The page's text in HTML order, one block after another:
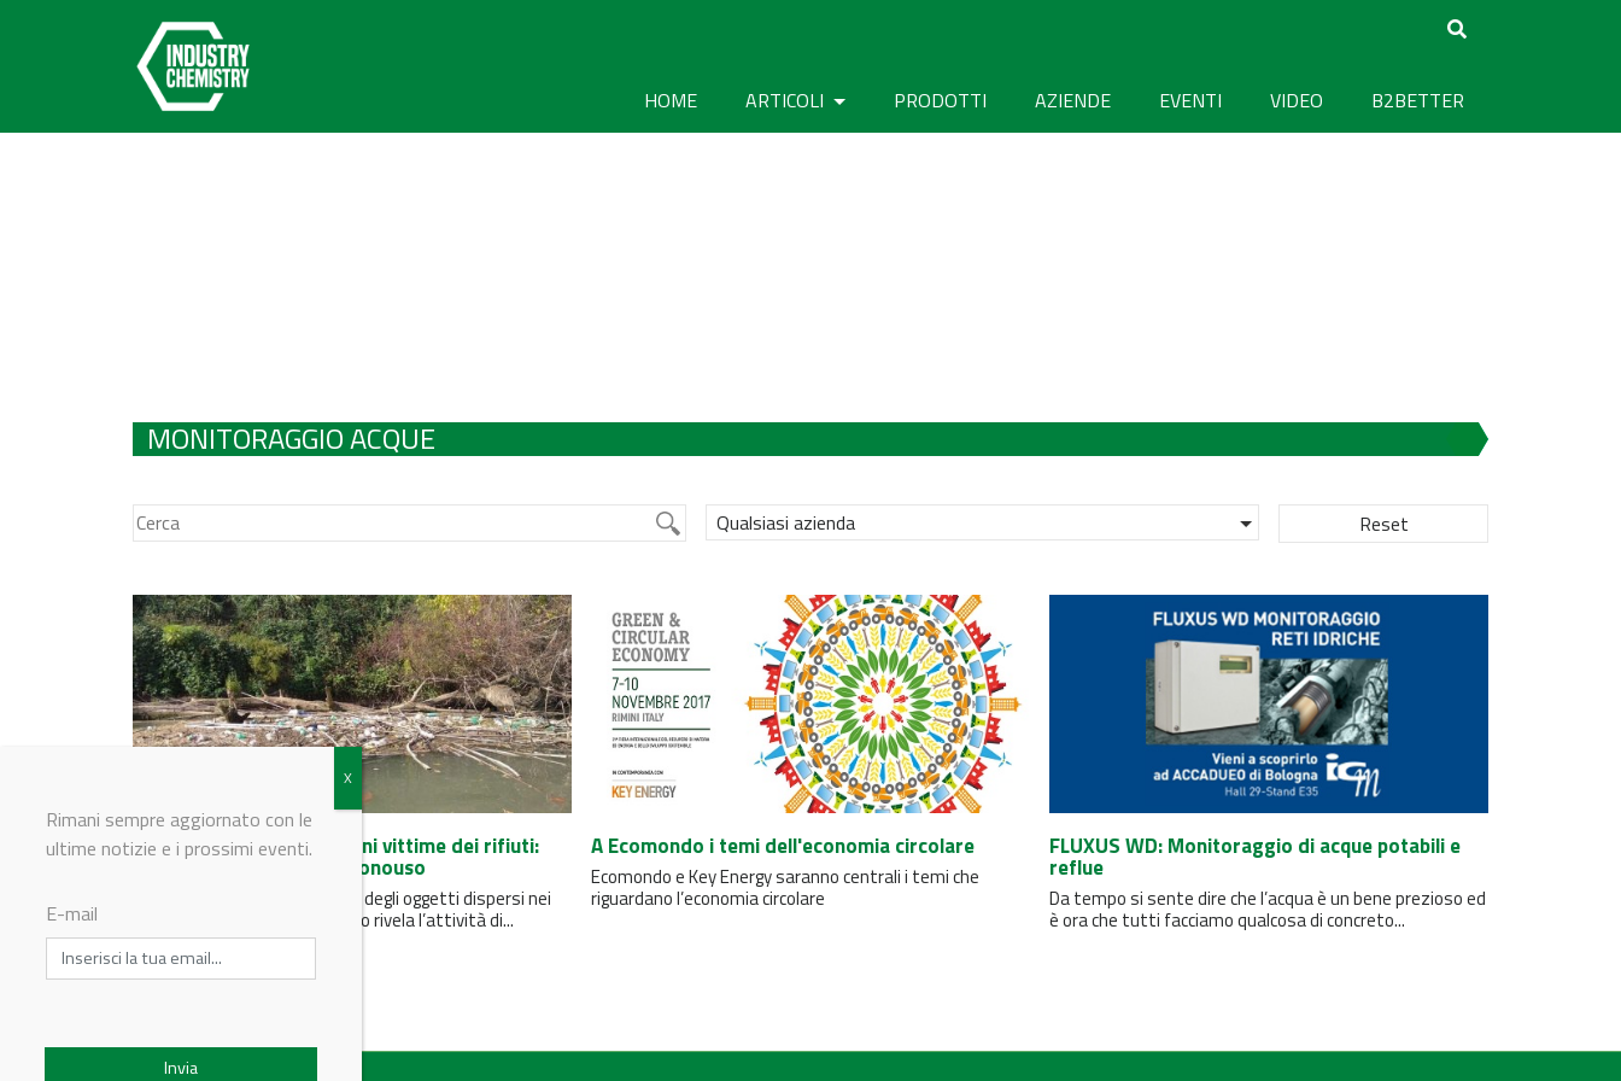
HOME ARTICOLI PRODOTTI AZIENDE EVENTI VIDEO B2BETTER
MONITORAGGIO ACQUE
Qualsiasi azienda Reset
Inquinamento, fiumi italiani vittime dei rifiuti:
uno su tre è di plastica monouso
Su 12 fiumi italiani, il 35% circa degli oggetti dispersi nei
fiumi è di plastica monouso. Lo rivela l’attività di...
A Ecomondo i temi dell'economia circolare
Ecomondo e Key Energy saranno centrali i temi che
riguardano l’economia circolare
FLUXUS WD: Monitoraggio di acque potabili e
reflue
Da tempo si sente dire che l’acqua è un bene prezioso ed
è ora che tutti facciamo qualcosa di concreto...
Rimani sempre aggiornato con le
ultime notizie e i prossimi eventi.
E-mail